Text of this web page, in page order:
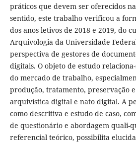
práticos que devem ser oferecidos
sentido, este trabalho verificou a
dos anos letivos de 2018 e 2019, do
Arquivologia da Universidade
perspectiva de gestores de
digitais. O objeto de estudo
do mercado de trabalho,
produção, tratamento, preservação
arquivística digital e nato digital. A
como descritiva e estudo de caso,
de questionário e abordagem quali-
referencial teórico, possibilita